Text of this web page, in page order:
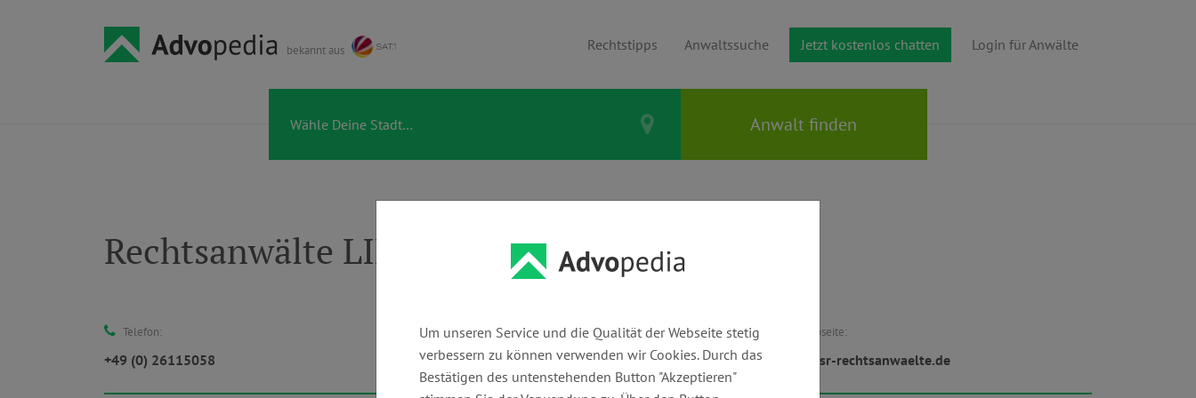
bekannt aus Rechtstipps Anwaltssuche Jetzt kostenlos chatten Login für Anwälte
Rechtsanwälte LIECK & SCHWALL
Telefon:
+49 (0) 26115058
E-Mail:
info@l-s-r.de
Webseite:
www.lsr-rechtsanwaelte.de
Um unseren Service und die Qualität der Webseite stetig
verbessern zu können verwenden wir Cookies. Durch das
Bestätigen des untenstehenden Button "Akzeptieren"